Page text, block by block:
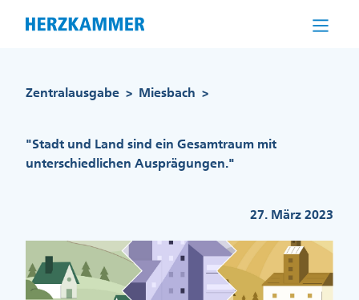
Zentralausgabe > Miesbach >
"Stadt und Land sind ein Gesamtraum mit
unterschiedlichen Ausprägungen."
27. März 2023